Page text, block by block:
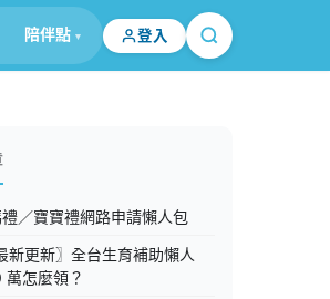
陪伴點 登入
／寶寶禮網路申請懶人包
新更新〗全台生育補助懶人
怎麼領？